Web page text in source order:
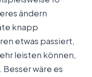
ändern
knapp
etwas passiert,
leisten können,
wäre es